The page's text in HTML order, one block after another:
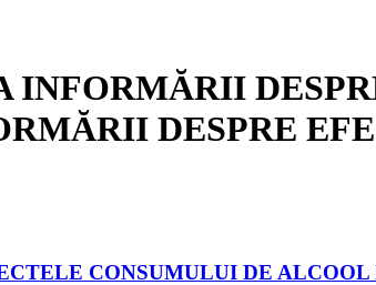
DESPRE
CONSUMULUI DE ALCOOL